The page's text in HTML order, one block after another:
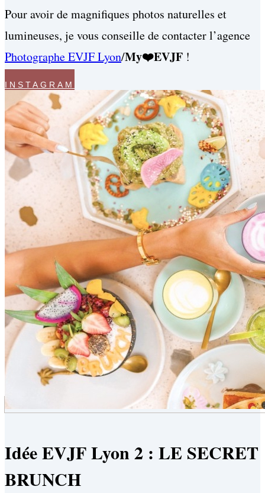
Pour avoir de magnifiques photos naturelles et
lumineuses, je vous conseille de contacter l’agence
Photographe EVJF Lyon/My❤️EVJF !
INSTAGRAM
Idée EVJF Lyon 2 : LE SECRET
BRUNCH